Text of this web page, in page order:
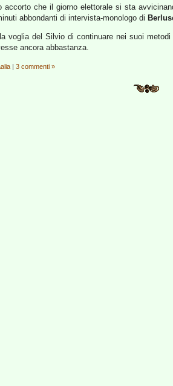
accorto che il giorno elettorale si sta
abbondanti di intervista-monologo di
voglia del Silvio di continuare nei suoi
ancora abbastanza.
| 3 commenti »